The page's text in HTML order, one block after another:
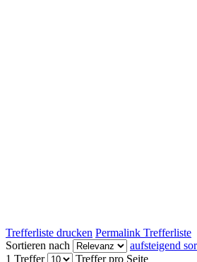
Trefferliste drucken Permalink Trefferliste
Sortieren nach
aufsteigend
1 Treffer
Treffer pro Seite